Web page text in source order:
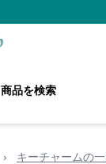
商品を検索
› キーチャームの